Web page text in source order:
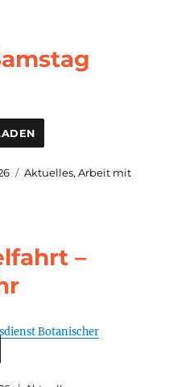
Kategorien
Aktuelles,Arbeit mit
–
Botanischer